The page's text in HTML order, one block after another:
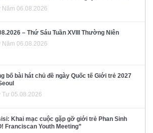
Năm 06.08.2026
– Thứ Sáu Tuần XVIII Thường Niên
Năm 06.08.2026
bố bài hát chủ đề ngày Quốc tế Giới trẻ 2027
Tư 05.08.2026
Khai mạc cuộc gặp gỡ giới trẻ Phan Sinh
Franciscan Youth Meeting”